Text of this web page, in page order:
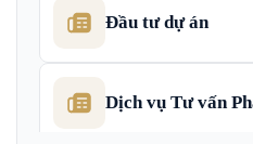
Đầu tư dự án
Dịch vụ Tư vấn